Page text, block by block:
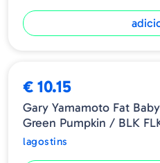
€ 10.15
Gary Yamamoto Fat
Green Pumpkin / BLK
lagostins